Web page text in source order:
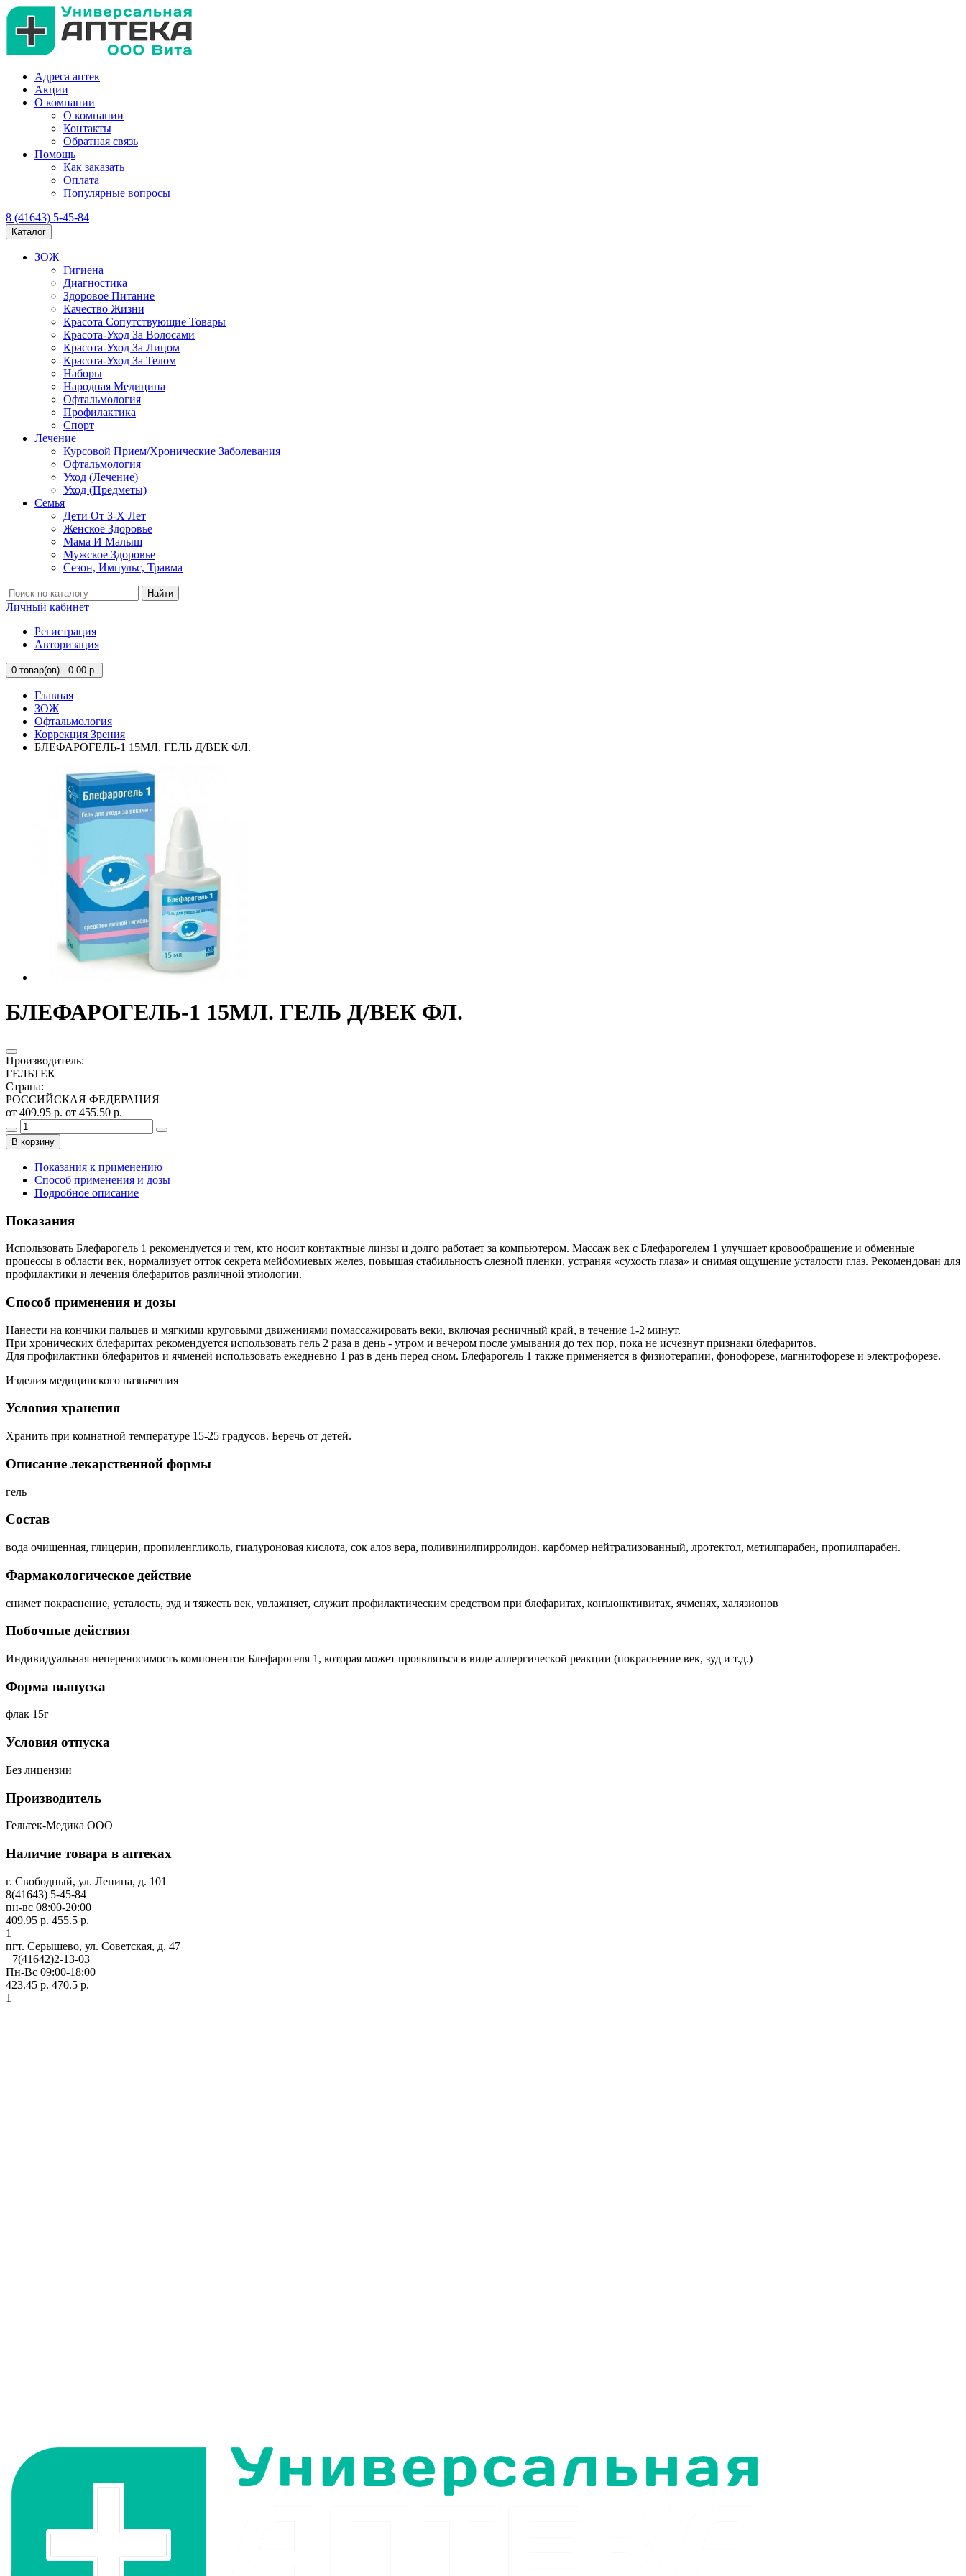
Адреса аптек
Акции
О компании
О компании
Контакты
Обратная связь
Помощь
Как заказать
Оплата
Популярные вопросы
8 (41643) 5-45-84
Каталог
ЗОЖ
Гигиена
Диагностика
Здоровое Питание
Качество Жизни
Красота Сопутствующие Товары
Красота-Уход За Волосами
Красота-Уход За Лицом
Красота-Уход За Телом
Наборы
Народная Медицина
Офтальмология
Профилактика
Спорт
Лечение
Курсовой Прием/Хронические Заболевания
Офтальмология
Уход (Лечение)
Уход (Предметы)
Семья
Дети От 3-Х Лет
Женское Здоровье
Мама И Малыш
Мужское Здоровье
Сезон, Импульс, Травма
Найти
Личный кабинет
Регистрация
Авторизация
0 товар(ов) - 0.00 р.
Главная
ЗОЖ
Офтальмология
Коррекция Зрения
БЛЕФАРОГЕЛЬ-1 15МЛ. ГЕЛЬ Д/ВЕК ФЛ.
БЛЕФАРОГЕЛЬ-1 15МЛ. ГЕЛЬ Д/ВЕК ФЛ.
Производитель:
ГЕЛЬТЕК
Страна:
РОССИЙСКАЯ ФЕДЕРАЦИЯ
от 409.95 р. от 455.50 р.
В корзину
Показания к применению
Способ применения и дозы
Подробное описание
Показания
Использовать Блефарогель 1 рекомендуется и тем, кто носит контактные линзы и долго работает за компьютером. Массаж век с Блефарогелем 1 улучшает кровообращение и обменные
процессы в области век, нормализует отток секрета мейбомиевых желез, повышая стабильность слезной пленки, устраняя «сухость глаза» и снимая ощущение усталости глаз. Рекомендован для
профилактики и лечения блефаритов различной этиологии.
Способ применения и дозы
Нанести на кончики пальцев и мягкими круговыми движениями помассажировать веки, включая ресничный край, в течение 1-2 минут.
При хронических блефаритах рекомендуется использовать гель 2 раза в день - утром и вечером после умывания до тех пор, пока не исчезнут признаки блефаритов.
Для профилактики блефаритов и ячменей использовать ежедневно 1 раз в день перед сном. Блефарогель 1 также применяется в физиотерапии, фонофорезе, магнитофорезе и электрофорезе.
Изделия медицинского назначения
Условия хранения
Хранить при комнатной температуре 15-25 градусов. Беречь от детей.
Описание лекарственной формы
гель
Состав
вода очищенная, глицерин, пропиленгликоль, гиалуроновая кислота, сок алоз вера, поливинилпирролидон. карбомер нейтрализованный, лротектол, метилпарабен, пропилпарабен.
Фармакологическое действие
снимет покраснение, усталость, зуд и тяжесть век, увлажняет, служит профилактическим средством при блефаритах, конъюнктивитах, ячменях, халязионов
Побочные действия
Индивидуальная непереносимость компонентов Блефарогеля 1, которая может проявляться в виде аллергической реакции (покраснение век, зуд и т.д.)
Форма выпуска
флак 15г
Условия отпуска
Без лицензии
Производитель
Гельтек-Медика ООО
Наличие товара в аптеках
г. Свободный, ул. Ленина, д. 101
8(41643) 5-45-84
пн-вс 08:00-20:00
409.95 р. 455.5 р.
1
пгт. Серышево, ул. Советская, д. 47
+7(41642)2-13-03
Пн-Вс 09:00-18:00
423.45 р. 470.5 р.
1